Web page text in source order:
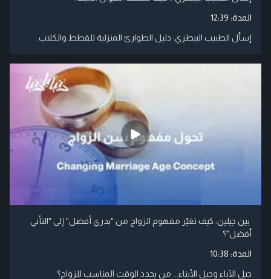
المدة: 12:39
إسأل الطبيب البيطري: دليل الطوارئ المنزلية للقطط والكلاب.
بين جيلين: كيف تغيّر مفهوم الزواج من "بدري أفضل" إلى "التأني
أفضل"؟
المدة: 10:38
جيل الآباء وجيل الأبناء... من يحدد الوقت المناسب للزواج؟